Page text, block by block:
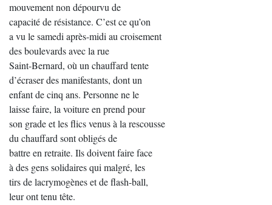
mouvement non dépourvu de
capacité de résistance. C’est ce qu’on
a vu le samedi après-midi au croisement
des boulevards avec la rue
Saint-Bernard, où un chauffard tente
d’écraser des manifestants, dont un
enfant de cinq ans. Personne ne le
laisse faire, la voiture en prend pour
son grade et les flics venus à la rescousse
du chauffard sont obligés de
battre en retraite. Ils doivent faire face
à des gens solidaires qui malgré, les
tirs de lacrymogènes et de flash-ball,
leur ont tenu tête.